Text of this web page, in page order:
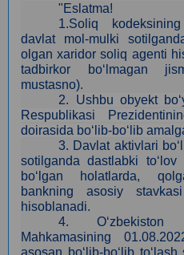
"Eslatma!
1.Soliq
davlat mol-mulki
olgan xaridor soliq agenti
tadbirkor bo‘lmagan
mustasno).
2. Ushbu obyekt
Respublikasi
doirasida bo‘lib-bo‘lib
3. Davlat aktivlari
sotilganda dastlabki
bo‘lgan holatlarda,
bankning asosiy
hisoblanadi.
4. O‘zbekiston
Mahkamasining
asosan bo‘lib-bo‘lib